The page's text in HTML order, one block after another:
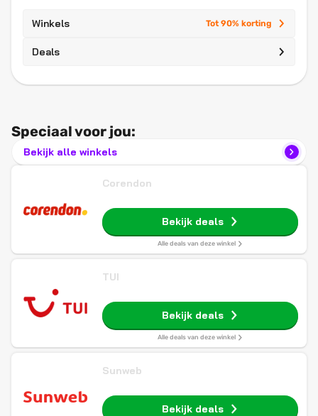
Winkels Tot 90% korting
Deals
Speciaal voor jou:
Bekijk alle winkels
Corendon
Bekijk deals
Alle deals van deze winkel
TUI
Bekijk deals
Alle deals van deze winkel
Sunweb
Bekijk deals